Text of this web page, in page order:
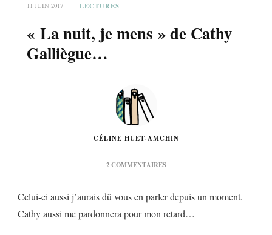
11 JUIN 2017 LECTURES
« La nuit, je mens » de Cathy
Galliègue…
CÉLINE HUET-AMCHIN
2 COMMENTAIRESSUR
JE
DE
Celui-ci aussi j’aurais dû vous en parler depuis un moment.
Cathy aussi me pardonnera pour mon retard…